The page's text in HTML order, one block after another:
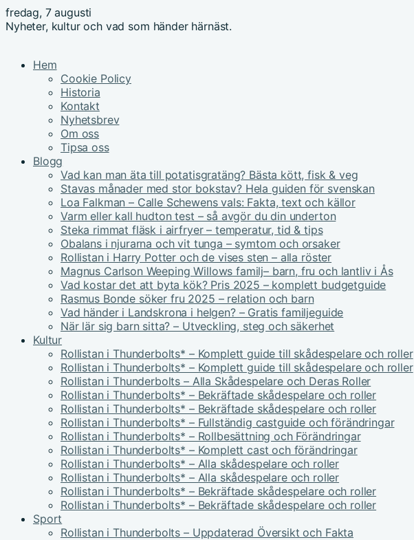
fredag, 7 augusti
Nyheter, kultur och vad som händer härnäst.
Hem
Cookie Policy
Historia
Kontakt
Nyhetsbrev
Om oss
Tipsa oss
Blogg
Vad kan man äta till potatisgratäng? Bästa kött, fisk & veg
Stavas månader med stor bokstav? Hela guiden för svenskan
Loa Falkman – Calle Schewens vals: Fakta, text och källor
Varm eller kall hudton test – så avgör du din underton
Steka rimmat fläsk i airfryer – temperatur, tid & tips
Obalans i njurarna och vit tunga – symtom och orsaker
Rollistan i Harry Potter och de vises sten – alla röster
Magnus Carlson Weeping Willows familj– barn, fru och lantliv i Ås
Vad kostar det att byta kök? Pris 2025 – komplett budgetguide
Rasmus Bonde söker fru 2025 – relation och barn
Vad händer i Landskrona i helgen? – Gratis familjeguide
När lär sig barn sitta? – Utveckling, steg och säkerhet
Kultur
Rollistan i Thunderbolts* – Komplett guide till skådespelare och roller
Rollistan i Thunderbolts* – Komplett guide till skådespelare och roller
Rollistan i Thunderbolts – Alla Skådespelare och Deras Roller
Rollistan i Thunderbolts* – Bekräftade skådespelare och roller
Rollistan i Thunderbolts* – Bekräftade skådespelare och roller
Rollistan i Thunderbolts* – Fullständig castguide och förändringar
Rollistan i Thunderbolts* – Rollbesättning och Förändringar
Rollistan i Thunderbolts* – Komplett cast och förändringar
Rollistan i Thunderbolts* – Alla skådespelare och roller
Rollistan i Thunderbolts* – Alla skådespelare och roller
Rollistan i Thunderbolts* – Bekräftade skådespelare och roller
Rollistan i Thunderbolts* – Bekräftade skådespelare och roller
Sport
Rollistan i Thunderbolts – Uppdaterad Översikt och Fakta